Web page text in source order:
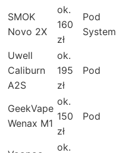
SMOK
Novo 2X
ok.
160
zł
Pod
System
Uwell
Caliburn
A2S
ok.
195
zł
Pod
GeekVape
Wenax M1
ok.
150
zł
Pod
ok.